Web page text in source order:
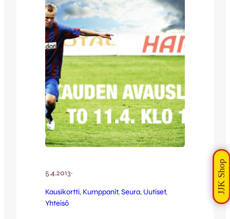
ottelun…
5.4.2013·
Kausikortti, Kumppanit, Seura, Uutiset
Yhteisö